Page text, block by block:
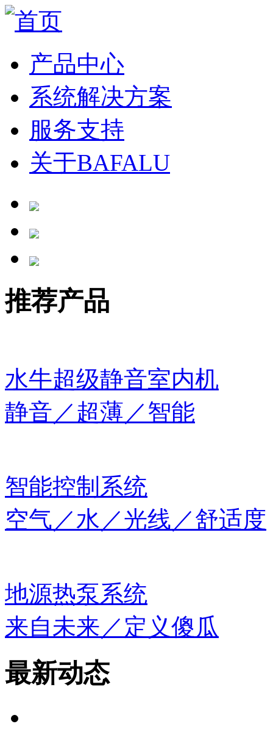
产品中心
系统解决方案
服务支持
关于BAFALU
推荐产品
水牛超级静音室内机
静音／超薄／智能
智能控制系统
空气／水／光线／舒适度
地源热泵系统
来自未来／定义傻瓜
最新动态